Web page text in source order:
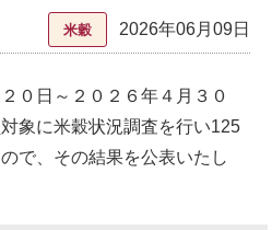
米穀 2026年06月09日
０日～２０２６年４月３０
象に米穀状況調査を行い125
で、その結果を公表いたし